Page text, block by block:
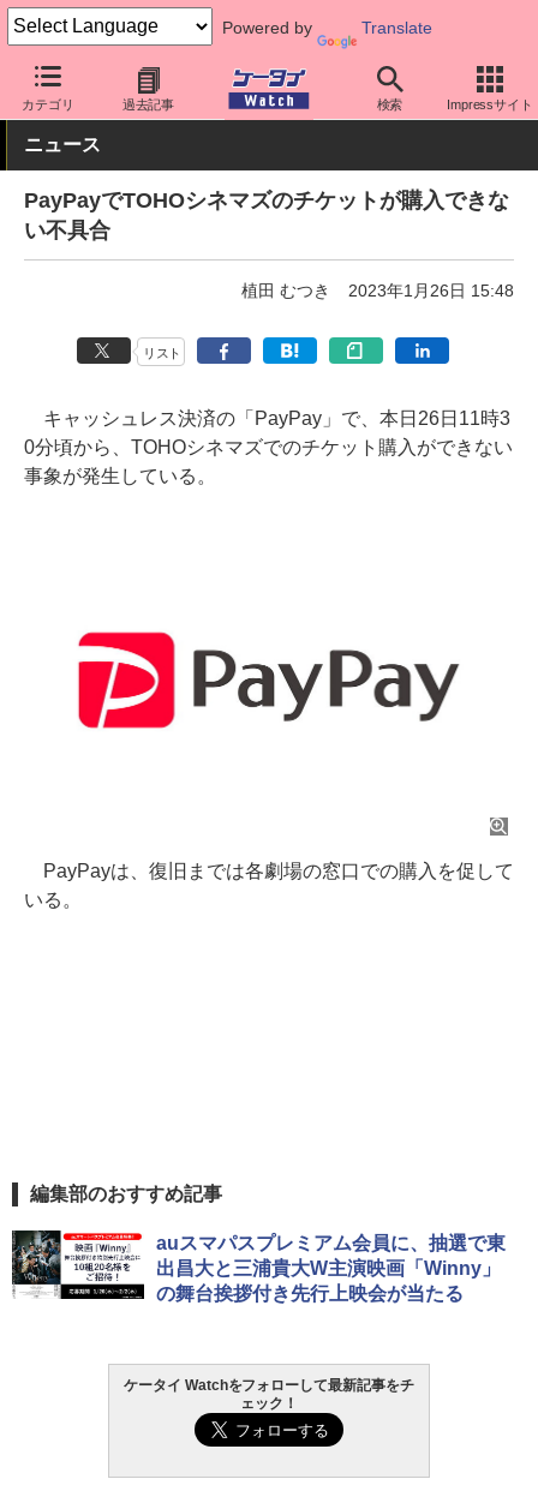
Powered by Translate
カテゴリ 過去記事 検索 Impressサイト
ケータイ Watch アプリ・サービス 決済/金融
ニュース
PayPayでTOHOシネマズのチケットが購入できな
い不具合
植田 むつき 2023年1月26日 15:48
リスト
キャッシュレス決済の「PayPay」で、本日26日11時3
0分頃から、TOHOシネマズでのチケット購入ができない
事象が発生している。
PayPayは、復旧までは各劇場の窓口での購入を促して
いる。
編集部のおすすめ記事
auスマパスプレミアム会員に、抽選で東
出昌大と三浦貴大W主演映画「Winny」
の舞台挨拶付き先行上映会が当たる
ケータイ Watchをフォローして最新記事をチ
ェック！